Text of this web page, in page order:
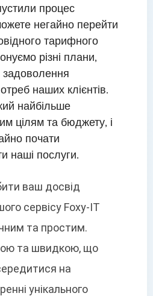
процес
негайно перейти
тарифного
різні плани,
задоволення
наших клієнтів.
найбільше
цілям та бюджету, і
почати
наші послуги.
ваш досвід
сервісу Foxy-IT
та простим.
та швидкою, що
на
унікального